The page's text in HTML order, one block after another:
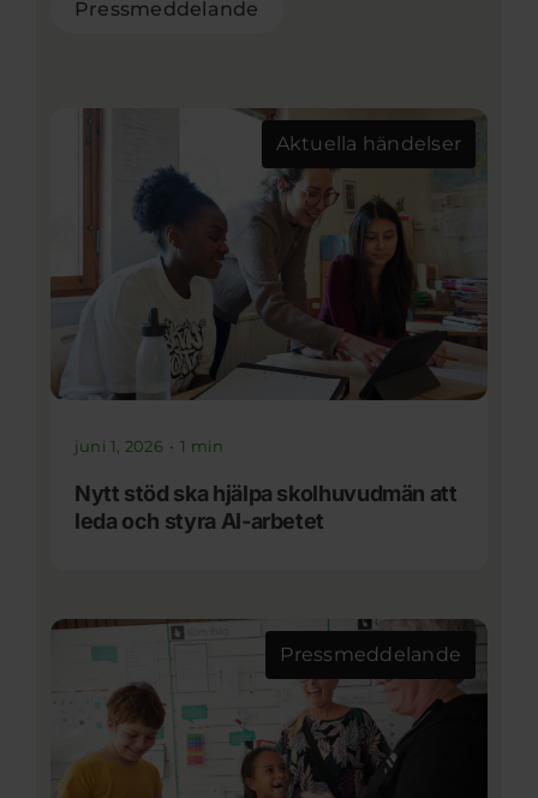
Pressmeddelande
Aktuella händelser
juni 1, 2026 • 1 min
Nytt stöd ska hjälpa skolhuvudmän att
leda och styra AI-arbetet
Pressmeddelande